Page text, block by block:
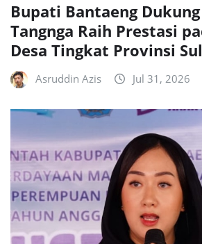
Bupati Bantaeng
Tangnga Raih Prestasi
Desa Tingkat Provinsi
Asruddin Azis Jul 31, 2026